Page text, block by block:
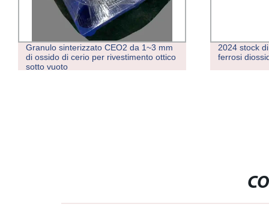
Granulo sinterizzato CEO2 da 1~3 mm
di ossido di cerio per rivestimento ottico
sotto vuoto
2024 stock
ferrosi